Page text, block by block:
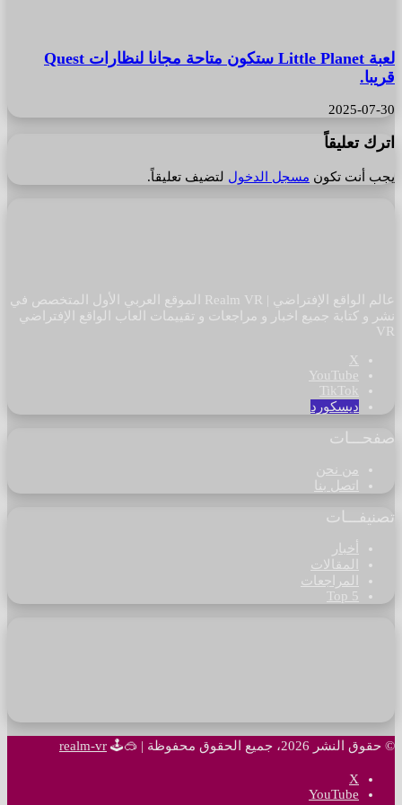
لعبة Little Planet ستكون متاحة مجانا لنظارات Quest
قريبا.
2025-07-30
اترك تعليقاً
يجب أنت تكون مسجل الدخول لتضيف تعليقاً.
عالم الواقع الإفتراضي | Realm VR الموقع العربي الأول المتخصص في
نشر و كتابة جميع اخبار و مراجعات و تقييمات العاب الواقع الإفتراضي
VR
‫X
‫YouTube
‫TikTok
ديسكورد
صفحـــات
من نحن
اتصل بنا
تصنيفـــات
أخبار
المقالات
المراجعات
Top 5
© حقوق النشر 2026، جميع الحقوق محفوظة | 🥽🕹
realm-vr
‫X
‫YouTube